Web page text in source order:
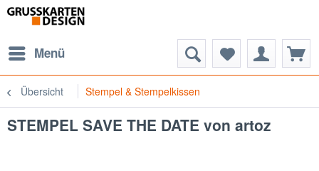
Menü
Übersicht Stempel & Stempelkissen
STEMPEL SAVE THE DATE von artoz